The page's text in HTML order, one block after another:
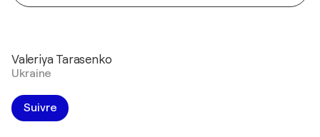
Valeriya Tarasenko
Ukraine
Suivre